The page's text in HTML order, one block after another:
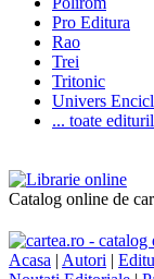
Pro Editura
Rao
Trei
Tritonic
Univers
... toate
Catalog online de
Acasa | Autori |